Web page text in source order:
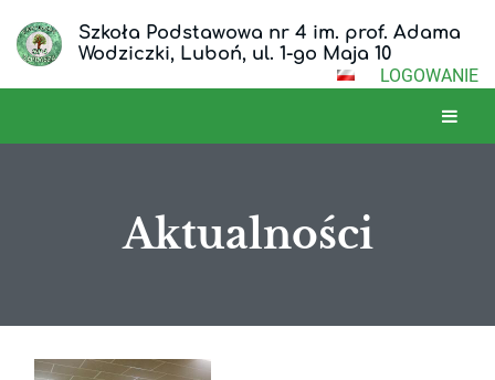
Szkoła Podstawowa nr 4 im. prof. Adama
Wodziczki, Luboń, ul. 1-go Maja 10
LOGOWANIE
Aktualności
Aktualności